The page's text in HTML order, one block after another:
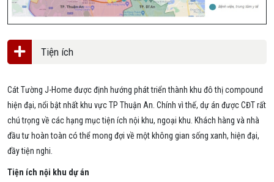
Tiện ích
Cát Tường J-Home được định hướng phát triển thành khu đô thị compound
hiện đại, nổi bật nhất khu vực TP Thuận An. Chính vì thế, dự án được CĐT rất
chú trọng về các hạng mục tiện ích nội khu, ngoại khu. Khách hàng và nhà
đầu tư hoàn toàn có thể mong đợi về một không gian sống xanh, hiện đại,
đầy tiện nghi.
Tiện ích nội khu dự án